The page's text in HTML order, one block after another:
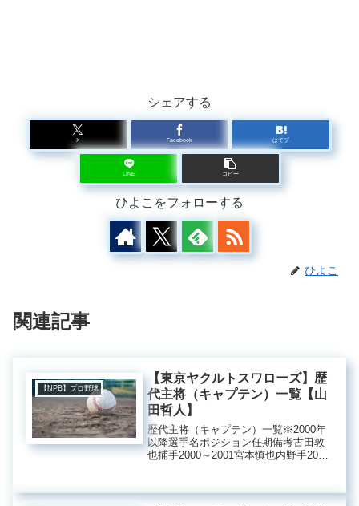
シェアする
X Facebook はてブ
LINE コピー
ひよこをフォローする
ひよこ
関連記事
【NPB】プロ野球
【東京ヤクルトスワローズ】歴
代主将（キャプテン）一覧【山
田哲人】
歴代主将（キャプテン）一覧※2000年
以降選手名ポジション任期備考古田敦
也捕手2000～2001宮本慎也内野手2007
手2020山田哲人内野手2021～